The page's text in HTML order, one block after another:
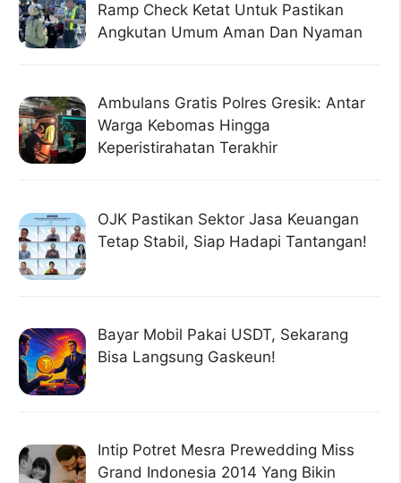
Ramp Check Ketat Untuk Pastikan
Angkutan Umum Aman Dan Nyaman
Ambulans Gratis Polres Gresik: Antar
Warga Kebomas Hingga
Keperistirahatan Terakhir
OJK Pastikan Sektor Jasa Keuangan
Tetap Stabil, Siap Hadapi Tantangan!
Bayar Mobil Pakai USDT, Sekarang
Bisa Langsung Gaskeun!
Intip Potret Mesra Prewedding Miss
Grand Indonesia 2014 Yang Bikin